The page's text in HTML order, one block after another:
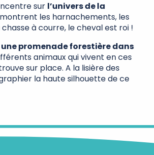
sur l’univers de la
montrent les harnachements, les
à courre, le cheval est roi !
une promenade forestière dans
animaux qui vivent en ces
sur place. A la lisière des
la haute silhouette de ce